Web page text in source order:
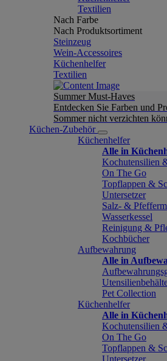
Textilien
Nach Farbe
Nach Produktsortiment
Steinzeug
Wein-Accessoires
Küchenhelfer
Textilien
Summer Must-Haves
Entdecken Sie Farben und
Sommer nicht verzichten
Küchen-Zubehör
Küchenhelfer
Alle in
Kochutensilien
On The Go
Topflappen &
Untersetzer
Salz- &
Wasserkessel
Reinigung &
Kochbücher
Aufbewahrung
Alle in
Pet Collection
Küchenhelfer
Alle in
Kochutensilien
On The Go
Topflappen &
Untersetzer